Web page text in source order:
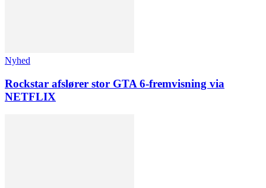
Nyhed
Rockstar afslører stor GTA 6-fremvisning via
NETFLIX